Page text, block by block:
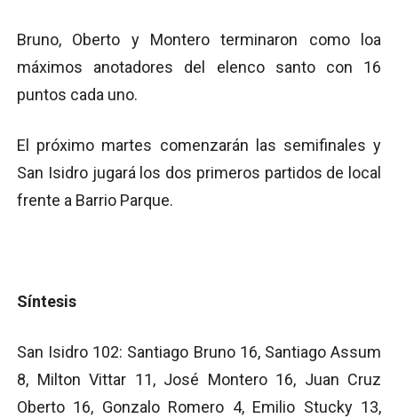
Bruno, Oberto y Montero terminaron como loa
máximos anotadores del elenco santo con 16
puntos cada uno.
El próximo martes comenzarán las semifinales y
San Isidro jugará los dos primeros partidos de local
frente a Barrio Parque.
Síntesis
San Isidro 102: Santiago Bruno 16, Santiago Assum
8, Milton Vittar 11, José Montero 16, Juan Cruz
Oberto 16, Gonzalo Romero 4, Emilio Stucky 13,